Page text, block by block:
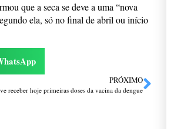
que a seca se deve a uma “nova
ela, só no final de abril ou início
PRÓXIMO
receber hoje primeiras doses da vacina da dengue